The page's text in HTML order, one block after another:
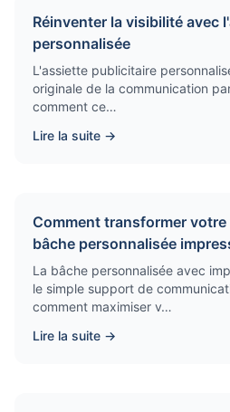
Réinventer la visibilité avec
personnalisée
L'assiette publicitaire
originale de la communication
comment ce…
Lire la suite →
Comment transformer
bâche personnalisée
La bâche personnalisée avec
le simple support de
comment maximiser v…
Lire la suite →